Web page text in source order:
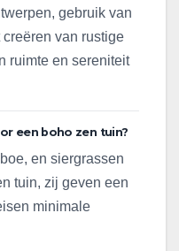
gebruik van
van rustige
ruimte en sereniteit
een boho zen tuin?
en siergrassen
tuin, zij geven een
minimale